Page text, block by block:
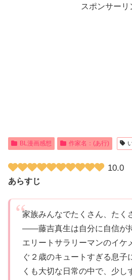
スポンサーリ
BL漫画感想 作家名：(あ行)
10.0
あらすじ
家族みんなでたくさん、たく
――藤吉真生は自分に自信が
エリートサラリーマンのイケ
ぐ２歳のキュートすぎる息子
くも大切な日常の中で、少し